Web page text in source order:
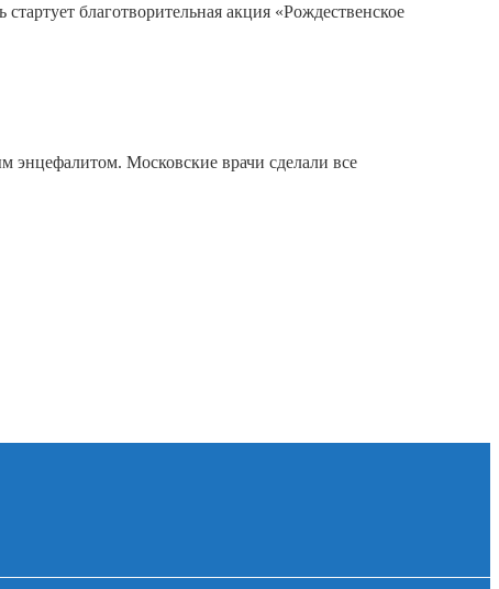
благотворительная акция «Рождественское
Московские врачи сделали все